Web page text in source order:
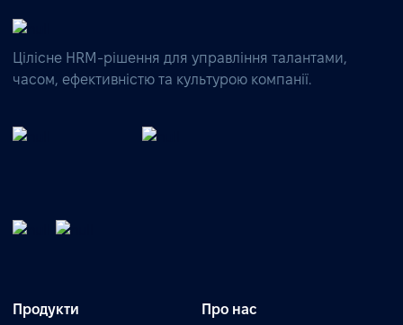
Цілісне HRM-рішення для управління талантами,
часом, ефективністю та культурою компанії.
Продукти Про нас